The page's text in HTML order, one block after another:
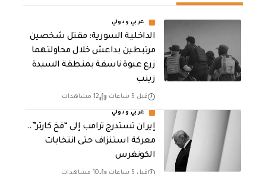
عربي ودولي
الداخلية السورية: مقتل شخصين
مرتبطين بداعش خلال محاولتهما
زرع عبوة ناسفة بمنطقة السيدة
زينب
قبل 5 ساعات 12 مشاهدات
عربي ودولي
إيران تستدرج ترامب إلى “فخ كارتر”..
معركة استنزاف حتى انتخابات
الكونغرس